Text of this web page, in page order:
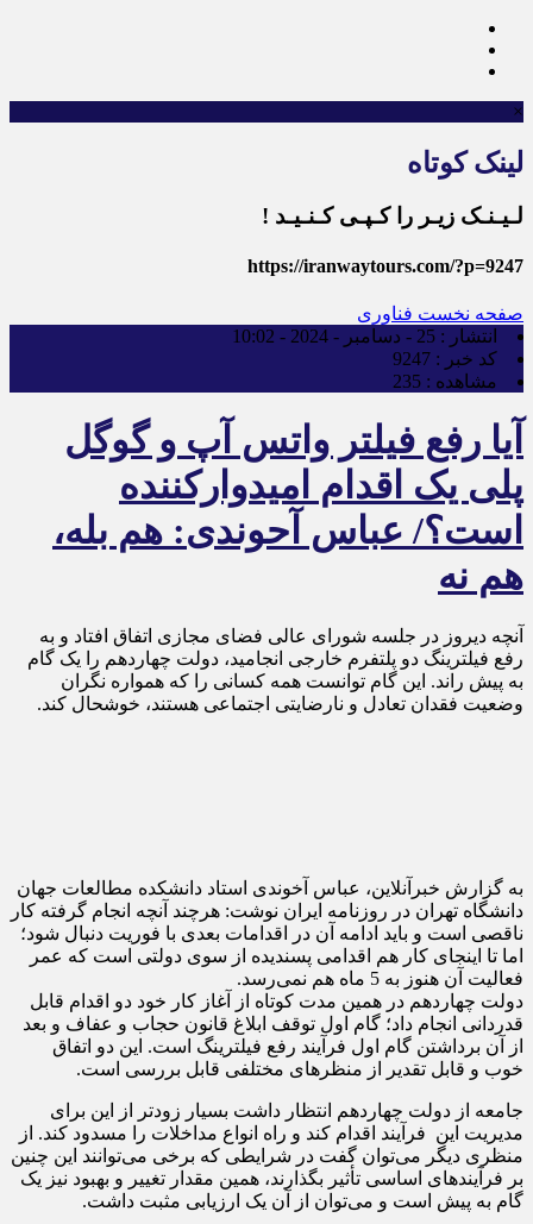
×
لینک کوتاه
لـیـنـک زیـر را کـپـی کـنـیـد !
https://iranwaytours.com/?p=9247
صفحه نخست فناوری
انتشار : 25 - دسامبر - 2024 - 10:02
کد خبر : 9247
مشاهده : 235
آیا رفع فیلتر واتس آپ و گوگل
پلی یک اقدام امیدوارکننده
است؟/ عباس آحوندی: هم بله،
هم نه
آنچه دیروز در جلسه شورای عالی فضای مجازی اتفاق افتاد و به
رفع فیلترینگ دو پلتفرم خارجی انجامید، دولت چهاردهم را یک گام
به پیش راند. این گام توانست همه کسانی را که همواره نگران
وضعیت فقدان تعادل و نارضایتی اجتماعی هستند، خوشحال کند.
به گزارش خبرآنلاین، عباس آخوندی استاد دانشکده مطالعات جهان
دانشگاه تهران در روزنامه ایران نوشت: هرچند آنچه انجام گرفته کار
ناقصی است و باید ادامه آن در اقدامات بعدی با فوریت دنبال شود؛
اما تا اینجای کار هم اقدامی پسندیده از سوی دولتی است که عمر
فعالیت آن هنوز به 5 ماه هم نمی‌رسد.
دولت چهاردهم در همین مدت کوتاه از آغاز کار خود دو اقدام قابل
قدردانی انجام داد؛ گام اول توقف ابلاغ قانون حجاب و عفاف و بعد
از آن برداشتن گام اول فرآیند رفع فیلترینگ است. این دو اتفاق
خوب و قابل تقدیر از منظرهای مختلفی قابل بررسی است.
جامعه از دولت چهاردهم انتظار داشت بسیار زودتر از این برای
مدیریت این فرآیند اقدام کند و راه انواع مداخلات را مسدود کند. از
منظری دیگر می‌توان گفت در شرایطی که برخی می‌توانند این چنین
بر فرآیندهای اساسی تأثیر بگذارند، همین مقدار تغییر و بهبود نیز یک
گام به پیش است و می‌توان از آن یک ارزیابی مثبت داشت.